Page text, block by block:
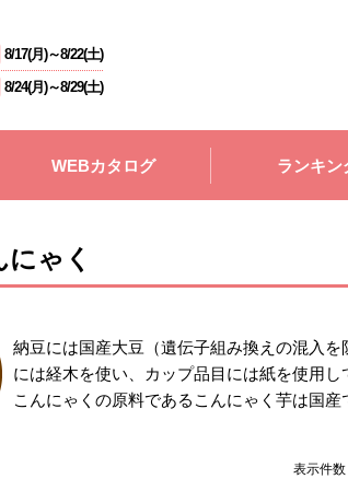
8/17(月)～8/22(土)
8/24(月)～8/29(土)
WEBカタログ ランキン
ゃく
納豆には国産大豆（遺伝子組み換えの混入
には経木を使い、カップ品目には紙を使用し
こんにゃくの原料であるこんにゃく芋は国産
表示件数